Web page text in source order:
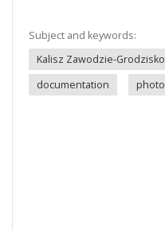
Subject and keywords:
Kalisz Zawodzie-Grodzisko
documentation
photo